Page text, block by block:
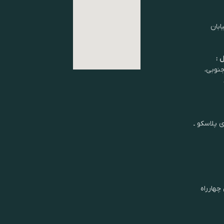
:
جنوبی،
پلاسکو ـ